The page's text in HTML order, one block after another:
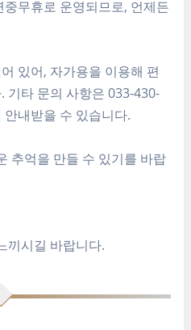
무휴로 운영되므로, 언제든
있어, 자가용을 이용해 편
기타 문의 사항은 033-430-
내받을 수 있습니다.
추억을 만들 수 있기를 바랍
끼시길 바랍니다.